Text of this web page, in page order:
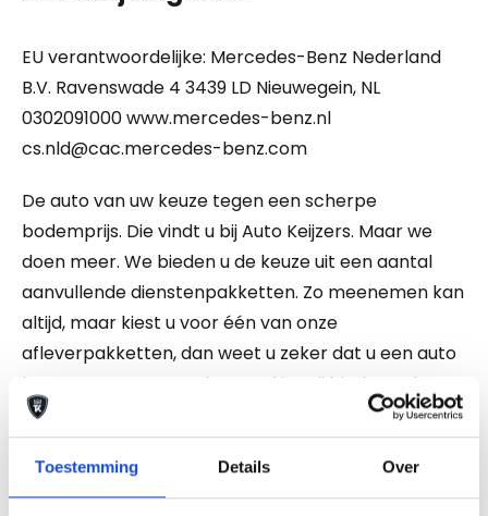
Toestemming Details Over
EU verantwoordelijke: Mercedes-Benz Nederland
B.V. Ravenswade 4 3439 LD Nieuwegein, NL
0302091000 www.mercedes-benz.nl
cs.nld@cac.mercedes-benz.com
De auto van uw keuze tegen een scherpe
bodemprijs. Die vindt u bij Auto Keijzers. Maar we
doen meer. We bieden u de keuze uit een aantal
aanvullende dienstenpakketten. Zo meenemen kan
altijd, maar kiest u voor één van onze
afleverpakketten, dan weet u zeker dat u een auto
koopt waar zorg aan besteed is. Wij bieden u de
mogelijkheid te kiezen uit 2 afleverpakketten. En
wel of geen inruil. Vraag naar de mogelijkheden!
NATIONALE AUTOPAS EN ONDERHOUDSHISTORIE
AANWEZIG. Ook kunt u bij ons uw auto, caravan,